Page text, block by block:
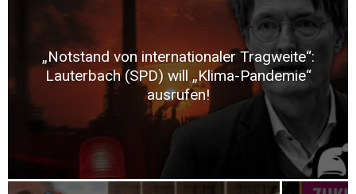
„Notstand von internationaler Tragweite“:
Lauterbach (SPD) will „Klima-Pandemie“
ausrufen!